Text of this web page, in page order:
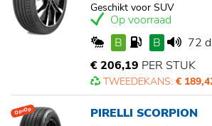
Geschikt voor SUV
Op voorraad
B
B
72
€ 206,19 PER STUK
TWEEDEKANS: €
Op=Op
PIRELLI SCORPION